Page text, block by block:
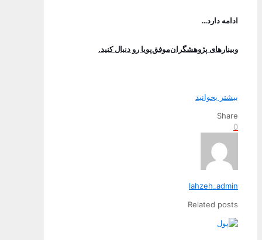
ادامه دارد…
وبینارهای پژوهشگران‌موفق‌پویا رو دنبال کنید.
بیشتر بخوانبد
Share
0
lahzeh_admin
Related posts